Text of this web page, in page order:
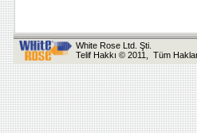
White Rose Ltd. Şti.
Telif Hakkı © 2011, Tüm